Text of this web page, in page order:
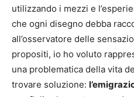
utilizzando i mezzi e
che ogni disegno debba
all’osservatore delle
propositi, io ho voluto
una problematica della vita
trovare soluzione: